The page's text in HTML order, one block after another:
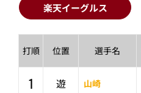
楽天イーグルス
打順 位置 選手名
1 遊 山崎